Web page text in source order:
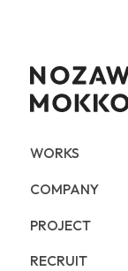
WORKS
COMPANY
PROJECT
RECRUIT